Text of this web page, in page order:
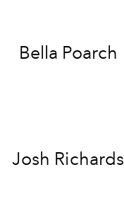
Bella Poarch
Josh Richards